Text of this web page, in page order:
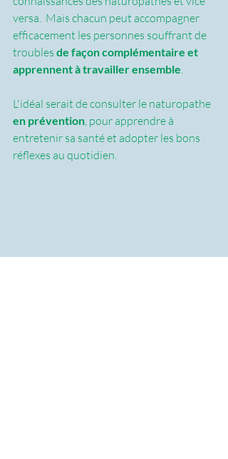
versa.  Mais chacun peut accompagner
efficacement les personnes souffrant de
troubles de façon complémentaire et
apprennent à travailler ensemble.
L'idéal serait de consulter le naturopathe
en prévention, pour apprendre à
entretenir sa santé et adopter les bons
réflexes au quotidien.